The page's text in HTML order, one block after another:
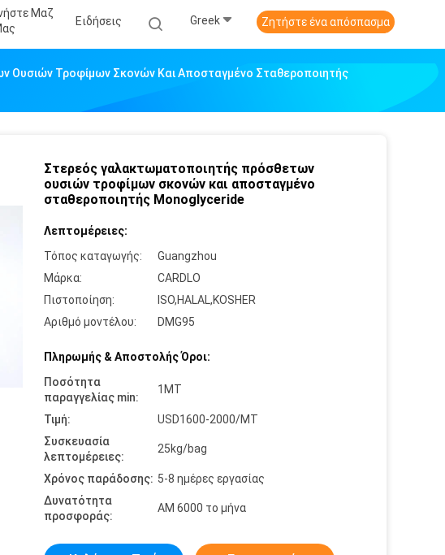
Μαζ
Ειδήσεις Greek Ζητήστε ένα απόσπασμα
Ουσιών Τροφίμων Σκονών Και Αποσταγμένο Σταθεροποιητής
Στερεός γαλακτωματοποιητής πρόσθετων
ουσιών τροφίμων σκονών και αποσταγμένο
σταθεροποιητής Monoglyceride
Λεπτομέρειες:
Τόπος καταγωγής:
Guangzhou
Μάρκα:
CARDLO
Πιστοποίηση:
ISO,HALAL,KOSHER
Αριθμό μοντέλου:
DMG95
Πληρωμής & Αποστολής Όροι:
Ποσότητα
παραγγελίας min:
1MT
Τιμή:
USD1600-2000/MT
Συσκευασία
λεπτομέρειες:
25kg/bag
Χρόνος παράδοσης: 5-8 ημέρες εργασίας
Δυνατότητα
προσφοράς:
ΑΜ 6000 το μήνα